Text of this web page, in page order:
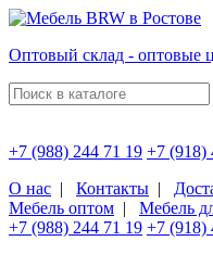
Оптовый склад - оптовые
+7 (988) 244 71 19 +7 (918)
О нас | Контакты |
Мебель оптом | Мебель
+7 (988) 244 71 19 +7 (918)